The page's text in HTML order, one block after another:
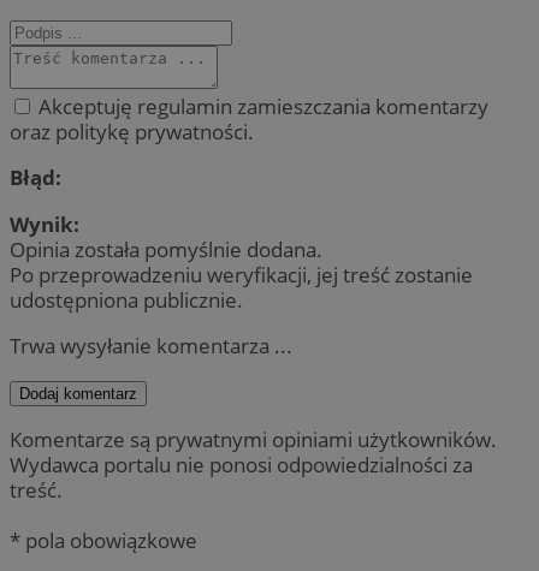
Akceptuję regulamin zamieszczania komentarzy
oraz politykę prywatności.
Błąd:
Wynik:
Opinia została pomyślnie dodana.
Po przeprowadzeniu weryfikacji, jej treść zostanie
udostępniona publicznie.
Trwa wysyłanie komentarza ...
Dodaj komentarz
Komentarze są prywatnymi opiniami użytkowników.
Wydawca portalu nie ponosi odpowiedzialności za
treść.
* pola obowiązkowe